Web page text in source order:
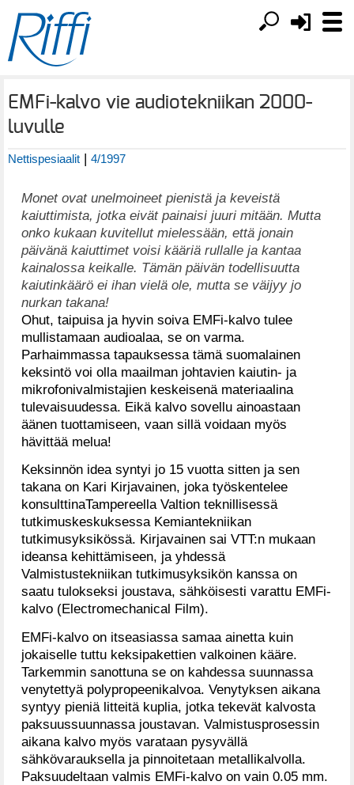
EMFi-kalvo vie audiotekniikan 2000-
luvulle
Nettispesiaalit | 4/1997
Monet ovat unelmoineet pienistä ja keveistä
kaiuttimista, jotka eivät painaisi juuri mitään. Mutta
onko kukaan kuvitellut mielessään, että jonain
päivänä kaiuttimet voisi kääriä rullalle ja kantaa
kainalossa keikalle. Tämän päivän todellisuutta
kaiutinkäärö ei ihan vielä ole, mutta se väijyy jo
nurkan takana!
Ohut, taipuisa ja hyvin soiva EMFi-kalvo tulee
mullistamaan audioalaa, se on varma.
Parhaimmassa tapauksessa tämä suomalainen
keksintö voi olla maailman johtavien kaiutin- ja
mikrofonivalmistajien keskeisenä materiaalina
tulevaisuudessa. Eikä kalvo sovellu ainoastaan
äänen tuottamiseen, vaan sillä voidaan myös
hävittää melua!
Keksinnön idea syntyi jo 15 vuotta sitten ja sen
takana on Kari Kirjavainen, joka työskentelee
konsulttinaTampereella Valtion teknillisessä
tutkimuskeskuksessa Kemiantekniikan
tutkimusyksikössä. Kirjavainen sai VTT:n mukaan
ideansa kehittämiseen, ja yhdessä
Valmistustekniikan tutkimusyksikön kanssa on
saatu tulokseksi joustava, sähköisesti varattu EMFi-
kalvo (Electromechanical Film).
EMFi-kalvo on itseasiassa samaa ainetta kuin
jokaiselle tuttu keksipakettien valkoinen kääre.
Tarkemmin sanottuna se on kahdessa suunnassa
venytettyä polypropeenikalvoa. Venytyksen aikana
syntyy pieniä litteitä kuplia, jotka tekevät kalvosta
paksuussuunnassa joustavan. Valmistusprosessin
aikana kalvo myös varataan pysyvällä
sähkövarauksella ja pinnoitetaan metallikalvolla.
Paksuudeltaan valmis EMFi-kalvo on vain 0.05 mm.